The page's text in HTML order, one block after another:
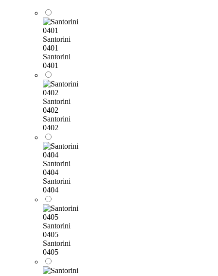
Santorini
0401
Santorini
0401
Santorini
0402
Santorini
0402
Santorini
0404
Santorini
0404
Santorini
0405
Santorini
0405